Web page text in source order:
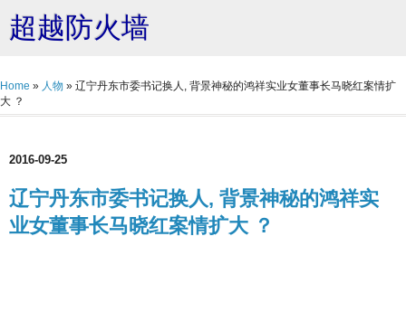
超越防火墙
Home » 人物 » 辽宁丹东市委书记换人, 背景神秘的鸿祥实业女董事长马晓红案情扩
大 ？
2016-09-25
辽宁丹东市委书记换人, 背景神秘的鸿祥实
业女董事长马晓红案情扩大 ？